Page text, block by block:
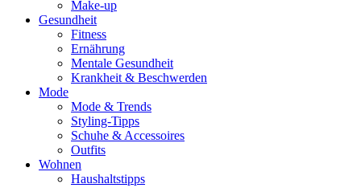
Make-up
Gesundheit
Fitness
Ernährung
Mentale Gesundheit
Krankheit & Beschwerden
Mode
Mode & Trends
Styling-Tipps
Schuhe & Accessoires
Outfits
Wohnen
Haushaltstipps